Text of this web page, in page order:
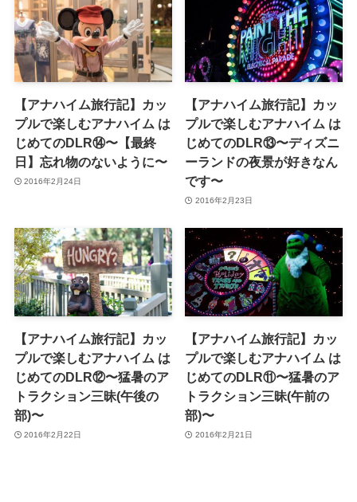
【アナハイム旅行記】カッ
プルで楽しむアナハイム は
じめてのDLR⑭〜【最終
日】忘れ物のないように〜
2016年2月24日
【アナハイム旅行記】カッ
プルで楽しむアナハイム は
じめてのDLR⑬〜ディズニ
ーランドの夜景が好きなん
です〜
2016年2月23日
【アナハイム旅行記】カッ
プルで楽しむアナハイム は
じめてのDLR⑫〜猛暑のア
トラクション三昧(午後の
部)〜
2016年2月22日
【アナハイム旅行記】カッ
プルで楽しむアナハイム は
じめてのDLR⑪〜猛暑のア
トラクション三昧(午前の
部)〜
2016年2月21日